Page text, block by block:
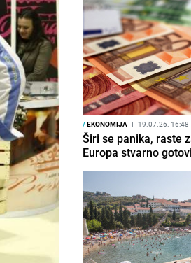
/EKONOMIJA I 19.07.26. 16:48
Širi se panika, raste
Europa stvarno